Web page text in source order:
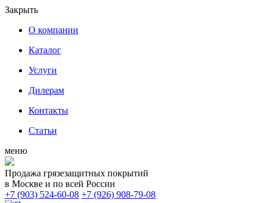
Закрыть
О компании
Каталог
Услуги
Дилерам
Контакты
Статьи
меню
Продажа грязезащитных покрытий
в Москве и по всей России
+7 (903) 524-60-08 +7 (926) 908-79-08